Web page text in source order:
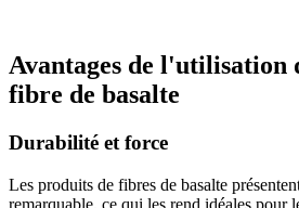
Avantages de l'utilisation
fibre de basalte
Durabilité et force
Les produits de fibres de basalte
remarquable, ce qui les rend idéales pour